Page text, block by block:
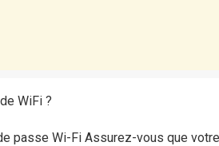
WiFi ?
passe Wi-Fi Assurez-vous que